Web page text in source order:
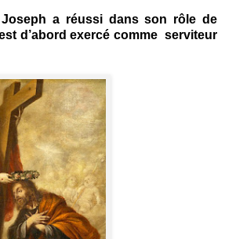
Joseph a réussi dans son rôle de
d’abord exercé comme serviteur